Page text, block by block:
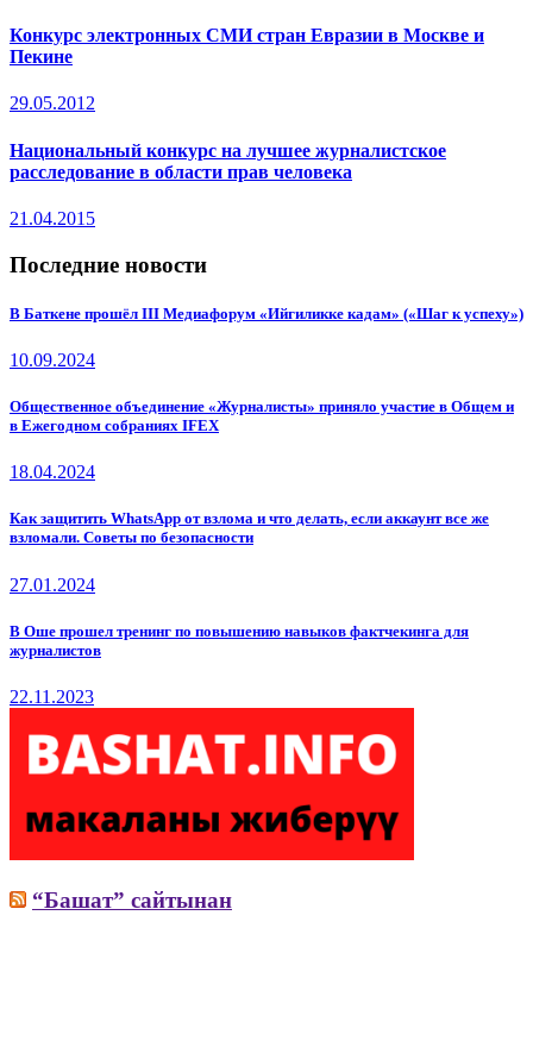
Конкурс электронных СМИ стран Евразии в Москве и
Пекине
29.05.2012
Национальный конкурс на лучшее журналистское
расследование в области прав человека
21.04.2015
Последние новости
В Баткене прошёл III Медиафорум «Ийгиликке кадам» («Шаг к успеху»)
10.09.2024
Общественное объединение «Журналисты» приняло участие в Общем и
в Ежегодном собраниях IFEX
18.04.2024
Как защитить WhatsApp от взлома и что делать, если аккаунт все же
взломали. Советы по безопасности
27.01.2024
В Оше прошел тренинг по повышению навыков фактчекинга для
журналистов
22.11.2023
“Башат” сайтынан